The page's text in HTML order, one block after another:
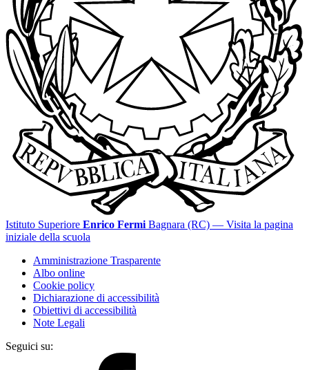
Istituto Superiore Enrico Fermi Bagnara (RC) — Visita la pagina
iniziale della scuola
Amministrazione Trasparente
Albo online
Cookie policy
Dichiarazione di accessibilità
Obiettivi di accessibilità
Note Legali
Seguici su: